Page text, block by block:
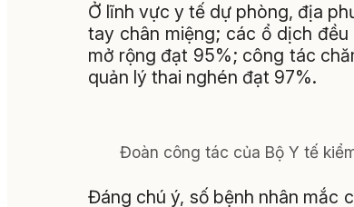
Ở lĩnh vực y tế dự phòng, địa
tay chân miệng; các ổ dịch
mở rộng đạt 95%; công tác
quản lý thai nghén đạt 97%.
Đoàn công tác của Bộ Y tế
Đáng chú ý, số bệnh nhân mắc